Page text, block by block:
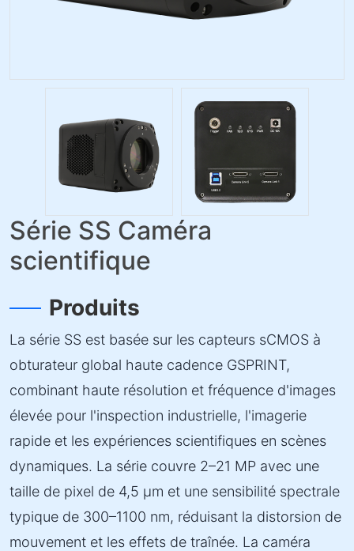
Série SS Caméra
scientifique
Produits
La série SS est basée sur les capteurs sCMOS à
obturateur global haute cadence GSPRINT,
combinant haute résolution et fréquence d'images
élevée pour l'inspection industrielle, l'imagerie
rapide et les expériences scientifiques en scènes
dynamiques. La série couvre 2–21 MP avec une
taille de pixel de 4,5 µm et une sensibilité spectrale
typique de 300–1100 nm, réduisant la distorsion de
mouvement et les effets de traînée. La caméra